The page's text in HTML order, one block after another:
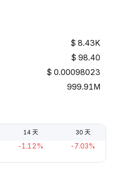
8.43K
98.40
0.00098023
999.91M
14 天 30 天
-1.12% -7.03%